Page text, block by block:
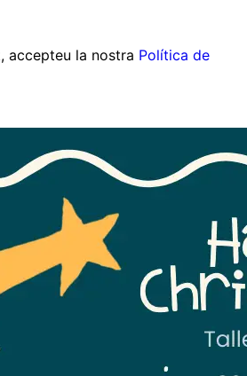
accepteu la nostra Política de